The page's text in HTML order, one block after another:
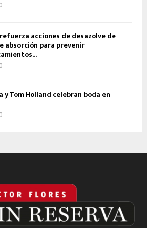
0
acciones de desazolve de
absorción para prevenir
0
y Tom Holland celebran boda en
0